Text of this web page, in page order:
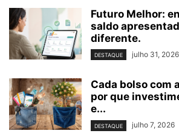
Futuro Melhor:
saldo
diferente.
DESTAQUE julho 31, 2026
Cada bolso com
por que
e...
DESTAQUE julho 7, 2026